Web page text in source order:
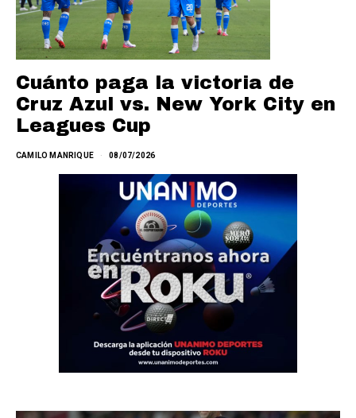
Cuánto paga la victoria de
Cruz Azul vs. New York City en
Leagues Cup
CAMILO MANRIQUE 08/07/2026